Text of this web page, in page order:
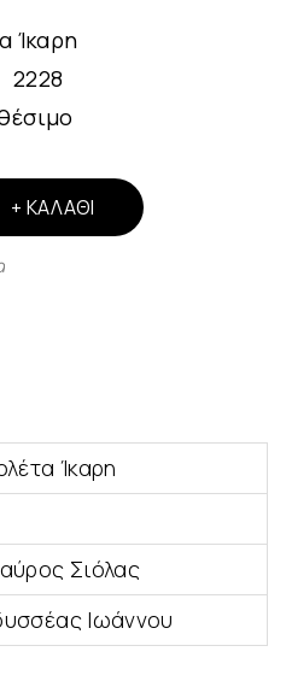
Ίκαρη
2228
ΚΑΛΆΘΙ
Ίκαρη
Σιόλας
Ιωάννου